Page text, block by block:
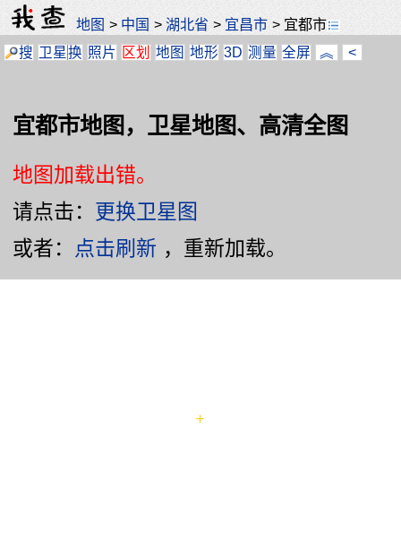
地图 > 中国 >湖北省 > 宜昌市 > 宜都市
搜 卫星换 照片 区划 地图 地形 3D 测量 全屏 ︽ <
宜都市地图，卫星地图、高清全图
地图加载出错。
请点击： 更换卫星图
或者： 点击刷新 ，重新加载。